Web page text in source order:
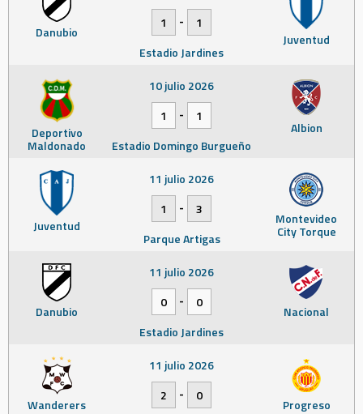
Danubio Juventud
1
-
1
Estadio Jardines
Deportivo
Maldonado
Albion
10 julio 2026
1
-
1
Estadio Domingo Burgueño
Juventud Montevideo
City Torque
11 julio 2026
1
-
3
Parque Artigas
Danubio Nacional
11 julio 2026
0
-
0
Estadio Jardines
Wanderers Progreso
11 julio 2026
2
-
0